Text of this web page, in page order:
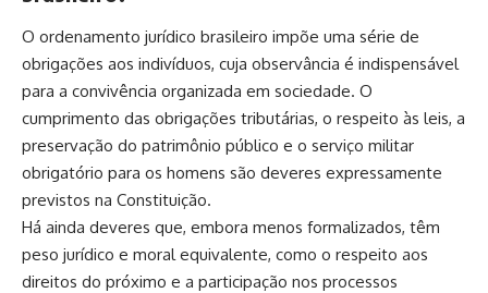
O ordenamento jurídico brasileiro impõe uma série de
obrigações aos indivíduos, cuja observância é indispensável
para a convivência organizada em sociedade. O
cumprimento das obrigações tributárias, o respeito às leis, a
preservação do patrimônio público e o serviço militar
obrigatório para os homens são deveres expressamente
previstos na Constituição.
Há ainda deveres que, embora menos formalizados, têm
peso jurídico e moral equivalente, como o respeito aos
direitos do próximo e a participação nos processos